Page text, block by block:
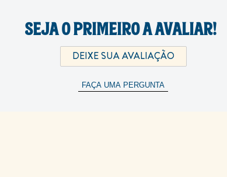
SEJA O PRIMEIRO A AVALIAR!
DEIXE SUA AVALIAÇÃO
FAÇA UMA PERGUNTA